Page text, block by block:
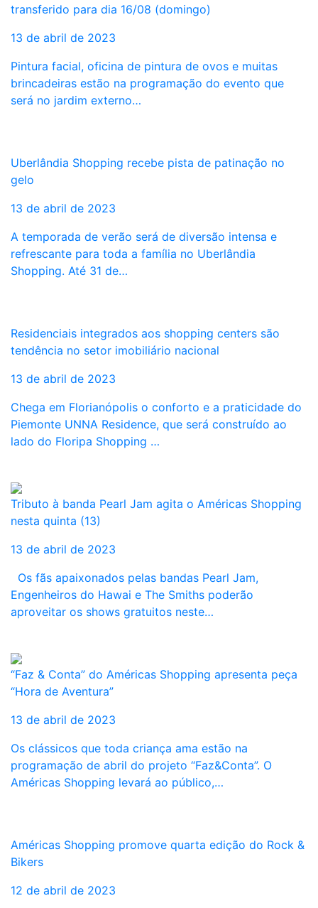
transferido para dia 16/08 (domingo)
13 de abril de 2023
Pintura facial, oficina de pintura de ovos e muitas
brincadeiras estão na programação do evento que
será no jardim externo…
Uberlândia Shopping recebe pista de patinação no
gelo
13 de abril de 2023
A temporada de verão será de diversão intensa e
refrescante para toda a família no Uberlândia
Shopping. Até 31 de…
Residenciais integrados aos shopping centers são
tendência no setor imobiliário nacional
13 de abril de 2023
Chega em Florianópolis o conforto e a praticidade do
Piemonte UNNA Residence, que será construído ao
lado do Floripa Shopping …
Tributo à banda Pearl Jam agita o Américas Shopping
nesta quinta (13)
13 de abril de 2023
Os fãs apaixonados pelas bandas Pearl Jam,
Engenheiros do Hawai e The Smiths poderão
aproveitar os shows gratuitos neste…
“Faz & Conta” do Américas Shopping apresenta peça
“Hora de Aventura”
13 de abril de 2023
Os clássicos que toda criança ama estão na
programação de abril do projeto “Faz&Conta”. O
Américas Shopping levará ao público,…
Américas Shopping promove quarta edição do Rock &
Bikers
12 de abril de 2023